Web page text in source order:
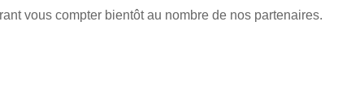
vous compter bientôt au nombre de nos partenaires.